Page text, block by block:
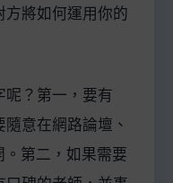
方將如何運用你的
呢？第一，要有
隨意在網路論壇、
第二，如果需要